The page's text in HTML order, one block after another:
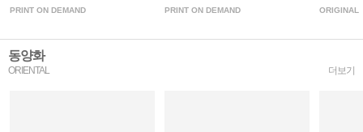
PRINT ON DEMAND PRINT ON DEMAND ORIGINAL
동양화
ORIENTAL 더보기